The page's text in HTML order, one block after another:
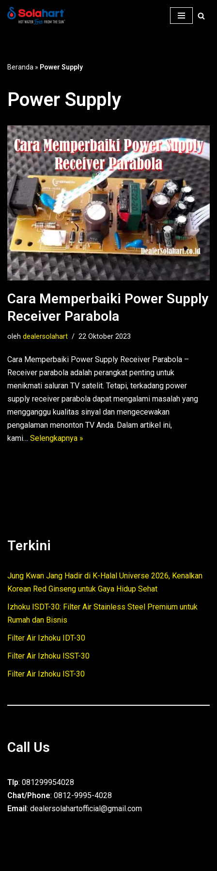
Beranda » Power Supply
Power Supply
Cara Memperbaiki Power Supply
Receiver Parabola
oleh dealersolahart 22 Oktober 2023
Cara Memperbaiki Power Supply Receiver Parabola –
Receiver parabola adalah perangkat penting untuk
menikmati saluran TV satelit. Tetapi, terkadang power
supply receiver parabola dapat mengalami masalah yang
mengganggu kualitas sinyal dan mengecewakan
pengalaman menonton TV Anda. Dalam artikel ini,
kami… Selengkapnya »
Terkini
Jung Kwan Jang Hadir di K-Halal Universe 2026, Kenalkan
Korean Red Ginseng untuk Gaya Hidup Sehat
Izhoku ISDT-30: Filter Air Stainless Steel Premium untuk
Rumah dan Bisnis
Filter Air Izhoku IDT-30
Filter Air Izhoku ISST-30
Filter Air Izhoku IST-30
Call Us
Tlp: 081299954028
Chat/Phone: 0812-9995-4028
Email: dealersolahartofficial@gmail.com